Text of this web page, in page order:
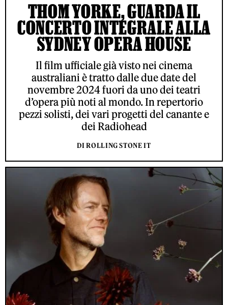
THOM YORKE, GUARDA IL
CONCERTO INTEGRALE ALLA
SYDNEY OPERA HOUSE
Il film ufficiale già visto nei cinema
australiani è tratto dalle due date del
novembre 2024 fuori da uno dei teatri
d’opera più noti al mondo. In repertorio
pezzi solisti, dei vari progetti del canante e
dei Radiohead
DI ROLLING STONE IT